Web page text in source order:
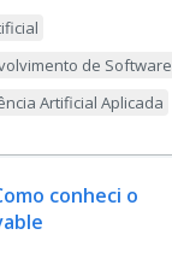
de Software
Artificial Aplicada
conheci o